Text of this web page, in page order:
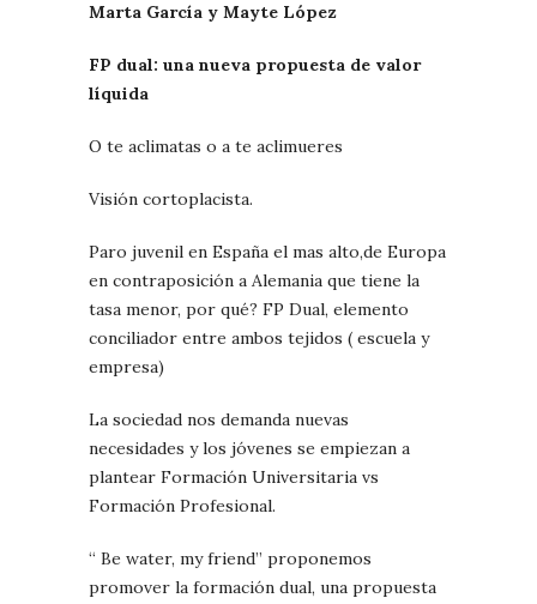
Marta García y Mayte López
FP dual: una nueva propuesta de valor
líquida
O te aclimatas o a te aclimueres
Visión cortoplacista.
Paro juvenil en España el mas alto,de Europa
en contraposición a Alemania que tiene la
tasa menor, por qué? FP Dual, elemento
conciliador entre ambos tejidos ( escuela y
empresa)
La sociedad nos demanda nuevas
necesidades y los jóvenes se empiezan a
plantear Formación Universitaria vs
Formación Profesional.
“ Be water, my friend” proponemos
promover la formación dual, una propuesta